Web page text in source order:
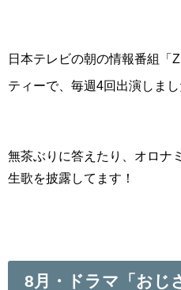
日本テレビの朝の情報番組「
ティーで、毎週4回出演しまし
無茶ぶりに答えたり、オロナ
生歌を披露してます！
8月・ドラマ「 おじ